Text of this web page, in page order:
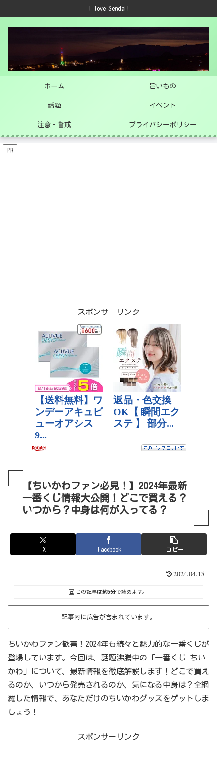
I love Sendai!
ホーム 旨いもの
話題 イベント
注意・警戒 プライバシーポリシー
PR
スポンサーリンク
【ちいかわファン必見！】2024年最新
一番くじ情報大公開！どこで買える？
いつから？中身は何が入ってる？
X Facebook コピー
2024.04.15
この記事は約5分で読めます。
記事内に広告が含まれています。
ちいかわファン歓喜！2024年も続々と魅力的な一番くじが
登場しています。今回は、話題沸騰中の「一番くじ ちい
かわ」について、最新情報を徹底解説します！どこで買え
るのか、いつから発売されるのか、気になる中身は？全網
羅した情報で、あなただけのちいかわグッズをゲットしま
しょう！
スポンサーリンク